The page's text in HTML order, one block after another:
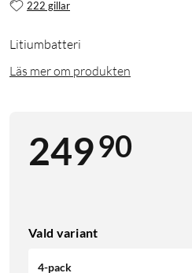
222 gillar
Litiumbatteri
Läs mer om produkten
24990
Vald variant
4-pack